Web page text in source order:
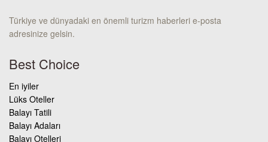
Türkiye ve dünyadaki en önemli turizm haberleri e-posta
adresinize gelsin.
Best Choice
En iyiler
Lüks Oteller
Balayı Tatili
Balayı Adaları
Balayı Otelleri